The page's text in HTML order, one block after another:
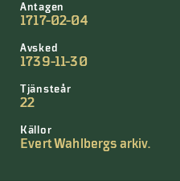
Antagen
1717-02-04
Avsked
1739-11-30
Tjänsteår
22
Källor
Evert Wahlbergs arkiv.